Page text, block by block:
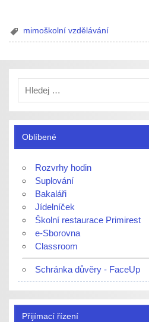
mimoškolní vzdělávání
Oblíbené
Rozvrhy hodin
Suplování
Bakaláři
Jídelníček
Školní restaurace Primirest
e-Sborovna
Classroom
Schránka důvěry - FaceUp
Přijímací řízení